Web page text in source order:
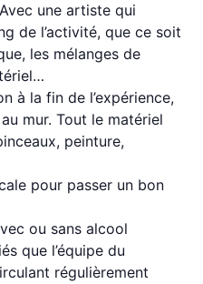
une artiste qui
de l’activité, que ce soit
les mélanges de
à la fin de l’expérience,
mur. Tout le matériel
peinture,
pour passer un bon
ou sans alcool
que l’équipe du
régulièrement